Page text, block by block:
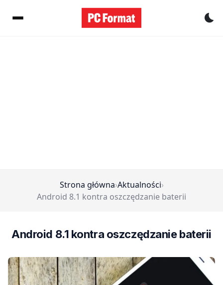
Strona główna›Aktualności›
Android 8.1 kontra oszczędzanie baterii
Android 8.1 kontra oszczędzanie baterii